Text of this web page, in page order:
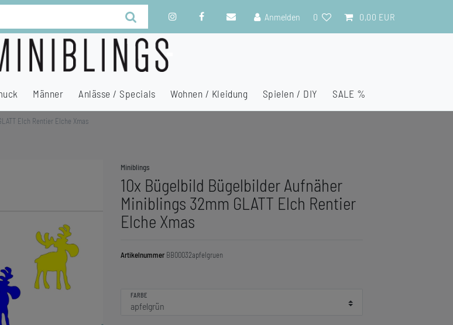
Anmelden 0 0,00 EUR
Männer Anlässe / Specials Wohnen / Kleidung Spielen / DIY SALE %
Elch Rentier Elche Xmas
Miniblings
10x Bügelbild Bügelbilder Aufnäher
Miniblings 32mm GLATT Elch Rentier
Elche Xmas
Artikelnummer BB00032apfelgruen
FARBE